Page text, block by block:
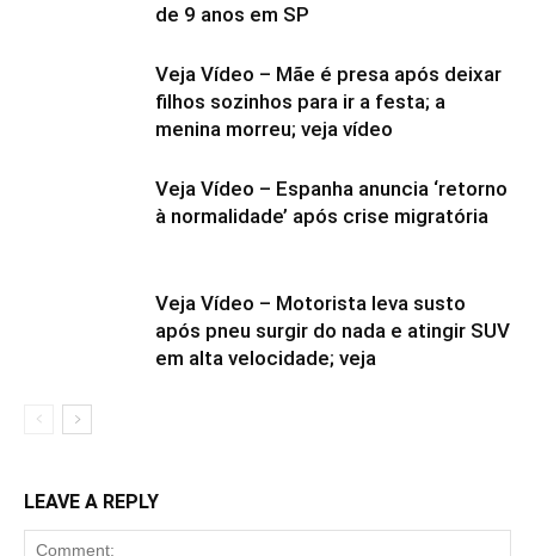
de 9 anos em SP
Veja Vídeo – Mãe é presa após deixar
filhos sozinhos para ir a festa; a
menina morreu; veja vídeo
Veja Vídeo – Espanha anuncia ‘retorno
à normalidade’ após crise migratória
Veja Vídeo – Motorista leva susto
após pneu surgir do nada e atingir SUV
em alta velocidade; veja
LEAVE A REPLY